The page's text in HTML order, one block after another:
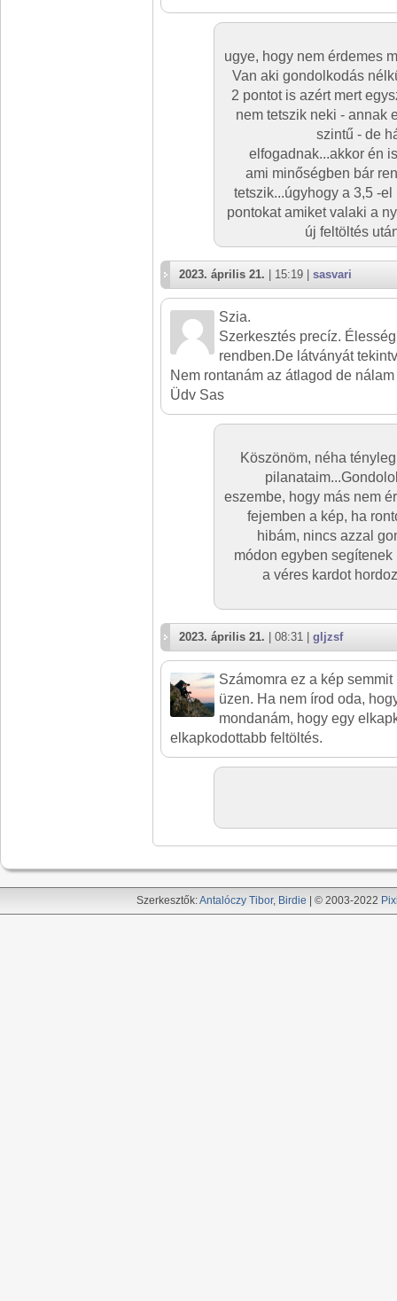
ugye, hogy nem érdemes
Van aki gondolkodás
2 pontot is azért mert
nem tetszik neki - annak
szintű - de
elfogadnak...akkor én
ami minőségben bár
tetszik...úgyhogy a 3,5 -
pontokat amiket valaki a
új feltöltés
2023. április 21. | 15:19 | sasvari
Szia.
Szerkesztés precíz.
rendben.De látványát
Nem rontanám az átlagod de
Üdv Sas
Köszönöm, néha
eszembe, hogy más nem
fejemben a kép, ha
hibám, nincs azzal
módon egyben
a véres kardot
2023. április 21. | 08:31 | gljzsf
Számomra ez a kép
üzen. Ha nem írod oda,
mondanám, hogy egy
elkapkodottabb feltöltés.
Szerkesztők:Antalóczy Tibor, Birdie | © 2003-2022